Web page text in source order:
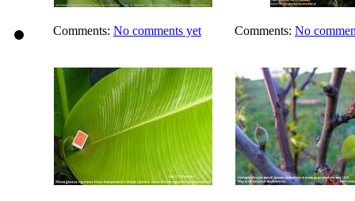
Comments: No comments yet Comments: No